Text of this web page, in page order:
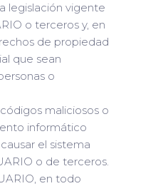
legislación vigente
o terceros y, en
de propiedad
que sean
o
maliciosos o
informático
el sistema
o de terceros.
en todo